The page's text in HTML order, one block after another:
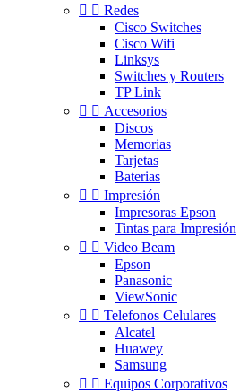
  Redes
Cisco Switches
Cisco Wifi
Linksys
Switches y Routers
TP Link
  Accesorios
Discos
Memorias
Tarjetas
Baterias
  Impresión
Impresoras Epson
Tintas para Impresión
  Video Beam
Epson
Panasonic
ViewSonic
  Telefonos Celulares
Alcatel
Huawey
Samsung
  Equipos Corporativos